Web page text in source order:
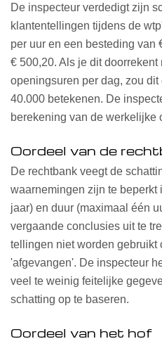
De inspecteur verdedigt zijn
klantentellingen tijdens de
per uur en een besteding van
€ 500,20. Als je dit
openingsuren per dag, zou
40.000 betekenen. De
berekening van de werkelijke
Oordeel van de
De rechtbank veegt de
waarnemingen zijn te beperkt
jaar) en duur (maximaal één
vergaande conclusies uit te
tellingen niet worden gebruikt
'afgevangen'. De inspecteur
veel te weinig feitelijke
schatting op te baseren.
Oordeel van het hof